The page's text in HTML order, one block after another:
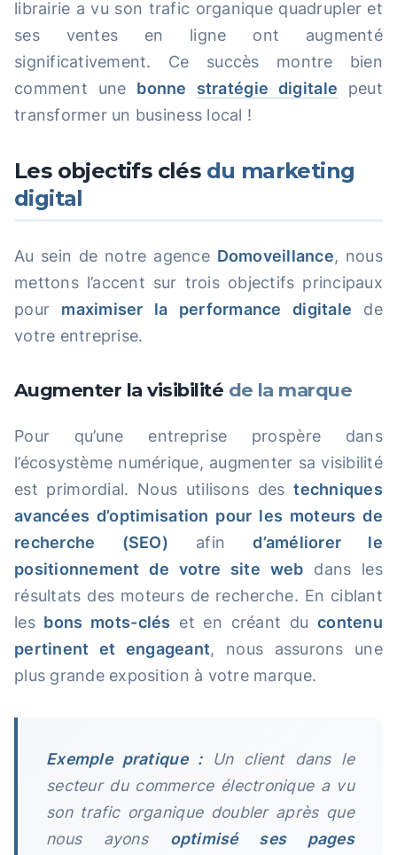
librairie a vu son trafic organique quadrupler et
ses ventes en ligne ont augmenté
significativement. Ce succès montre bien
comment une bonne stratégie digitale peut
transformer un business local !
Les objectifs clés du marketing
digital
Au sein de notre agence Domoveillance, nous
mettons l’accent sur trois objectifs principaux
pour maximiser la performance digitale de
votre entreprise.
Augmenter la visibilité de la marque
Pour qu’une entreprise prospère dans
l’écosystème numérique, augmenter sa visibilité
est primordial. Nous utilisons destechniques
avancées d’optimisation pour les moteurs de
recherche (SEO) afind’améliorer le
positionnement de votre site web dans les
résultats des moteurs de recherche. En ciblant
les bons mots-clés et en créant ducontenu
pertinent et engageant, nous assurons une
plus grande exposition à votre marque.
Exemple pratique :Un client dans le
secteur du commerce électronique a vu
son trafic organique doubler après que
nous ayons optimisé ses pages